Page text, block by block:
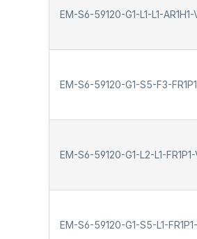
EM-S6-59120-G1-L1-L1-AR1H1-
EM-S6-59120-G1-S5-F3-
EM-S6-59120-G1-L2-L1-FR1P1-
EM-S6-59120-G1-S5-L1-